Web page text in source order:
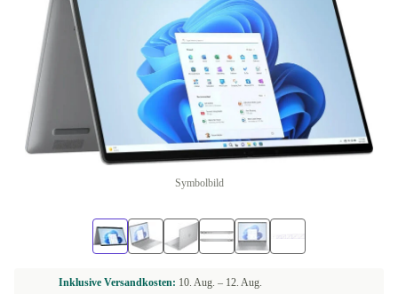
Symbolbild
Inklusive Versandkosten: 10. Aug. – 12. Aug.